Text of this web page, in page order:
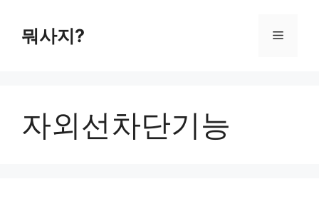
뭐사지? 메
자외선차단기능